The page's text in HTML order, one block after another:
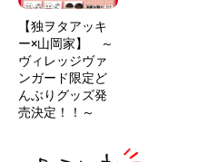
【独ヲタアッキ
ー×山岡家】 ～
ヴィレッジヴァ
ンガード限定ど
んぶりグッズ発
売決定！！～